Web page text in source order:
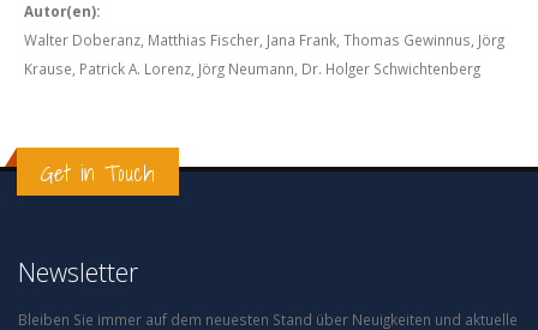
Autor(en):
Walter Doberanz, Matthias Fischer, Jana Frank, Thomas Gewinnus, Jörg
Krause, Patrick A. Lorenz, Jörg Neumann, Dr. Holger Schwichtenberg
Get in Touch
Newsletter
Bleiben Sie immer auf dem neuesten Stand über Neuigkeiten und aktuelle